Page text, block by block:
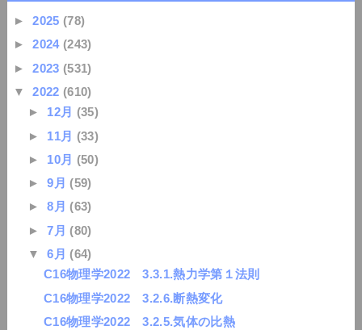
►2025 (78)
►2024 (243)
►2023 (531)
▼2022 (610)
► 12月 (35)
► 11月 (33)
► 10月 (50)
►9月 (59)
►8月 (63)
►7月 (80)
▼6月 (64)
C16物理学2022 3.3.1.熱力学第１法則
C16物理学2022 3.2.6.断熱変化
C16物理学2022 3.2.5.気体の比熱